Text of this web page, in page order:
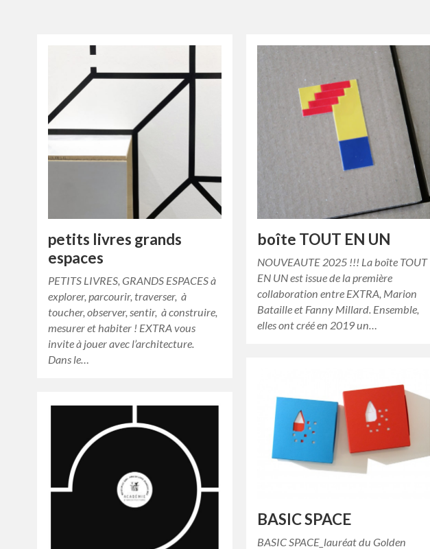
petits livres grands
espaces
PETITS LIVRES, GRANDS ESPACES à
explorer, parcourir, traverser, à
toucher, observer, sentir, à construire,
mesurer et habiter ! EXTRA vous
invite à jouer avec l’architecture.
Dans le…
boîte TOUT EN UN
NOUVEAUTE 2025 !!! La boîte TOUT
EN UN est issue de la première
collaboration entre EXTRA, Marion
Bataille et Fanny Millard. Ensemble,
elles ont créé en 2019 un…
BASIC SPACE
BASIC SPACE_lauréat du Golden